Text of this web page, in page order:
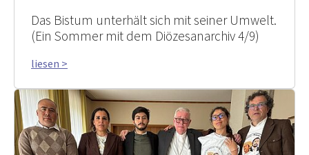
Das Bistum unterhält sich mit seiner Umwelt.
(Ein Sommer mit dem Diözesanarchiv 4/9)
liesen >